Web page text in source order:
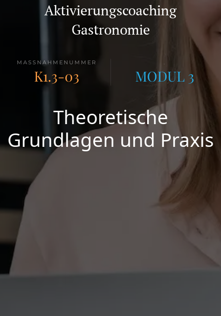
Aktivierungscoaching
Gastronomie
MASSNAHMENUMMER
K1.3-03 MODUL 3
Theoretische
Grundlagen und Praxis